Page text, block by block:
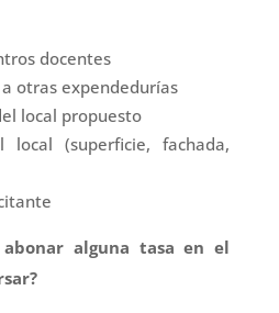
docentes
otras expendedurías
local propuesto
local (superficie, fachada,
abonar alguna tasa en el